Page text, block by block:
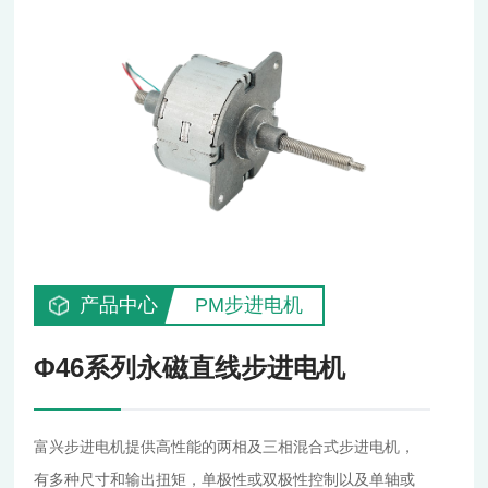
产品中心 PM步进电机
Φ46系列永磁直线步进电机
富兴步进电机提供高性能的两相及三相混合式步进电机，
有多种尺寸和输出扭矩，单极性或双极性控制以及单轴或